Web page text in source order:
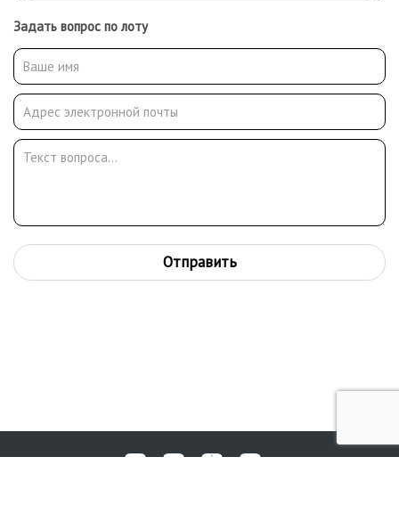
Задать вопрос по лоту
Отправить